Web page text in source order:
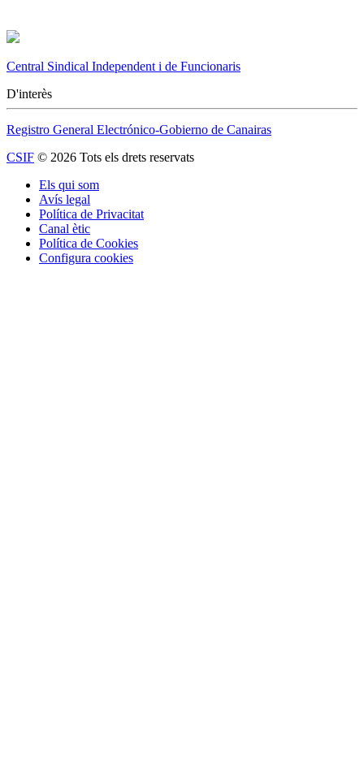
Central Sindical Independent i de Funcionaris
D'interès
Registro General Electrónico-Gobierno de Canairas
CSIF © 2026 Tots els drets reservats
Els qui som
Avís legal
Política de Privacitat
Canal ètic
Política de Cookies
Configura cookies